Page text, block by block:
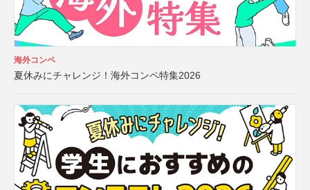
海外コンペ
夏休みにチャレンジ！海外コンペ特集2026